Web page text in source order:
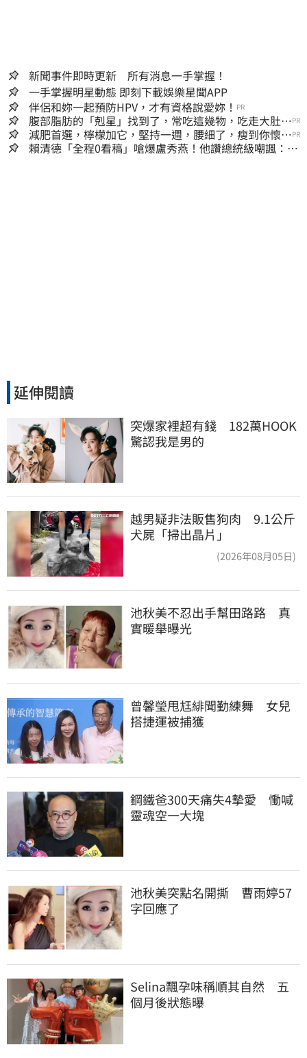
新聞事件即時更新 所有消息一手掌握！
一手掌握明星動態 即刻下載娛樂星聞APP
伴侶和妳一起預防HPV，才有資格說愛妳！ PR
腹部脂肪的「剋星」找到了，常吃這幾物，吃走大肚
囊，瘦出小蠻腰
PR
減肥首選，檸檬加它，堅持一週，腰細了，瘦到你懷疑
人生
PR
賴清德「全程0看稿」嗆爆盧秀燕！他讚總統級嘲諷：把
延伸閱讀
突爆家裡超有錢　182萬HOOK
驚認我是男的
越男疑非法販售狗肉 9.1公斤
犬屍「掃出晶片」
(2026年08月05日)
池秋美不忍出手幫田路路　真
實暖舉曝光
曾馨瑩甩尪緋聞勤練舞　女兒
搭捷運被捕獲
鋼鐵爸300天痛失4摯愛　慟喊
靈魂空一大塊
池秋美突點名開撕　曹雨婷57
字回應了
Selina飄孕味稱順其自然　五
個月後狀態曝